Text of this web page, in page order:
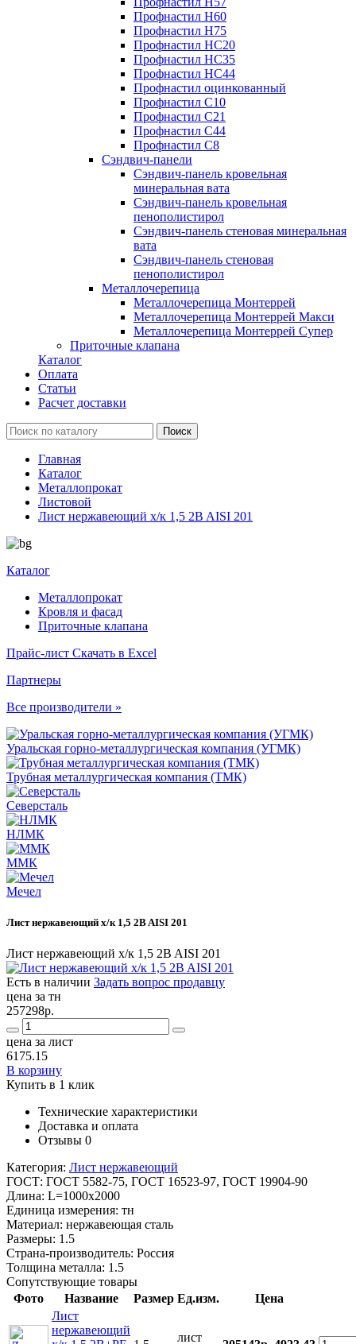
Профнастил Н60
Профнастил Н75
Профнастил НС20
Профнастил НС35
Профнастил НС44
Профнастил оцинкованный
Профнастил С10
Профнастил С21
Профнастил С44
Профнастил С8
Сэндвич-панели
Сэндвич-панель кровельная
минеральная вата
Сэндвич-панель кровельная
пенополистирол
Сэндвич-панель стеновая минеральная
вата
Сэндвич-панель стеновая
пенополистирол
Металлочерепица
Металлочерепица Монтеррей
Металлочерепица Монтеррей Макси
Металлочерепица Монтеррей Супер
Приточные клапана
Каталог
Оплата
Статьи
Расчет доставки
Главная
Каталог
Металлопрокат
Листовой
Лист нержавеющий х/к 1,5 2B AISI 201
Каталог
Металлопрокат
Кровля и фасад
Приточные клапана
Прайс-лист Скачать в Excel
Партнеры
Все производители »
Уральская горно-металлургическая компания (УГМК)
Трубная металлургическая компания (ТМК)
Северсталь
НЛМК
ММК
Мечел
Лист нержавеющий х/к 1,5 2B AISI 201
Лист нержавеющий х/к 1,5 2B AISI 201
Есть в наличии Задать вопрос продавцу
цена за тн
257298р.
цена за лист
6175.15
В корзину
Купить в 1 клик
Технические характеристики
Доставка и оплата
Отзывы 0
Категория: Лист нержавеющий
ГОСТ: ГОСТ 5582-75, ГОСТ 16523-97, ГОСТ 19904-90
Длина: L=1000x2000
Единица измерения: тн
Материал: нержавеющая сталь
Размеры: 1.5
Страна-производитель: Россия
Толщина металла: 1.5
Сопутствующие товары
Фото
Название Размер Ед.изм.
Цена
Лист
нержавеющий
лист